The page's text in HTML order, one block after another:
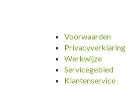
Voorwaarden
Privacyverklaring
Werkwijze
Servicegebied
Klantenservice